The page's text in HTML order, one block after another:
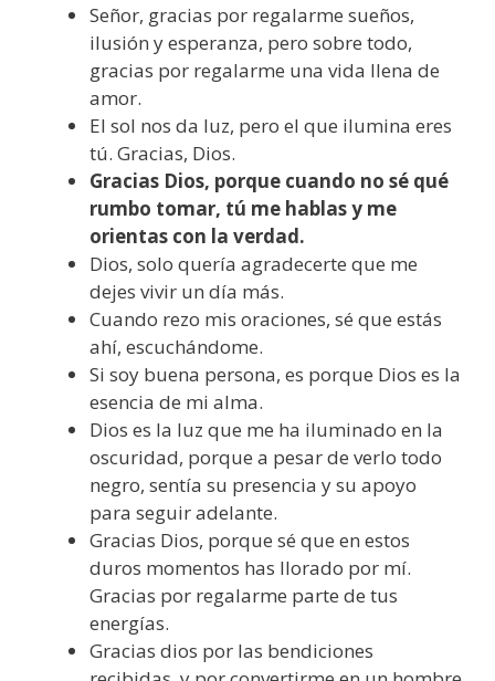
Señor, gracias por regalarme sueños,
ilusión y esperanza, pero sobre todo,
gracias por regalarme una vida llena de
amor.
El sol nos da luz, pero el que ilumina eres
tú. Gracias, Dios.
Gracias Dios, porque cuando no sé qué
rumbo tomar, tú me hablas y me
orientas con la verdad.
Dios, solo quería agradecerte que me
dejes vivir un día más.
Cuando rezo mis oraciones, sé que estás
ahí, escuchándome.
Si soy buena persona, es porque Dios es la
esencia de mi alma.
Dios es la luz que me ha iluminado en la
oscuridad, porque a pesar de verlo todo
negro, sentía su presencia y su apoyo
para seguir adelante.
Gracias Dios, porque sé que en estos
duros momentos has llorado por mí.
Gracias por regalarme parte de tus
energías.
Gracias dios por las bendiciones